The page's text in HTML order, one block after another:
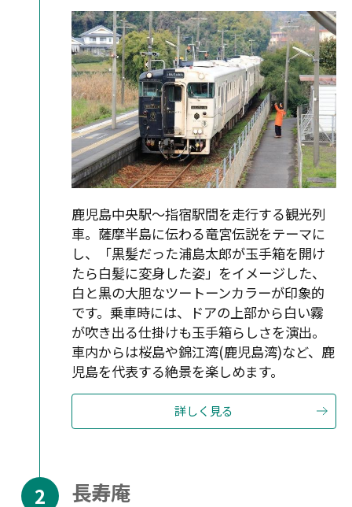
鹿児島中央駅～指宿駅間を走行する観光列
車。薩摩半島に伝わる竜宮伝説をテーマに
し、「黒髪だった浦島太郎が玉手箱を開け
たら白髪に変身した姿」をイメージした、
白と黒の大胆なツートーンカラーが印象的
です。乗車時には、ドアの上部から白い霧
が吹き出る仕掛けも玉手箱らしさを演出。
車内からは桜島や錦江湾(鹿児島湾)など、鹿
児島を代表する絶景を楽しめます。
詳しく見る
長寿庵